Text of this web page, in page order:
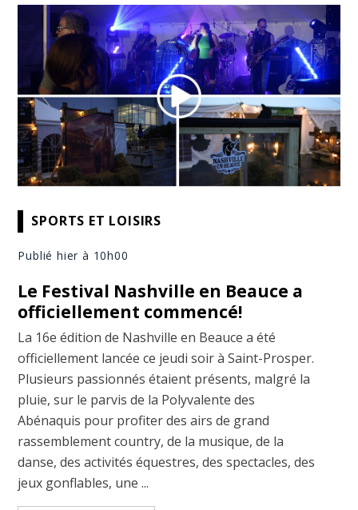
SPORTS ET LOISIRS
Publié hier à 10h00
Le Festival Nashville en Beauce a
officiellement commencé!
La 16e édition de Nashville en Beauce a été
officiellement lancée ce jeudi soir à Saint-Prosper.
Plusieurs passionnés étaient présents, malgré la
pluie, sur le parvis de la Polyvalente des
Abénaquis pour profiter des airs de grand
rassemblement country, de la musique, de la
danse, des activités équestres, des spectacles, des
jeux gonflables, une ...